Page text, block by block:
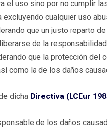
el uso sino por no cumplir
excluyendo cualquier uso
que un justo reparto
de la
que la protección del
como la de los daños
dicha Directiva (LCEur
de los daños